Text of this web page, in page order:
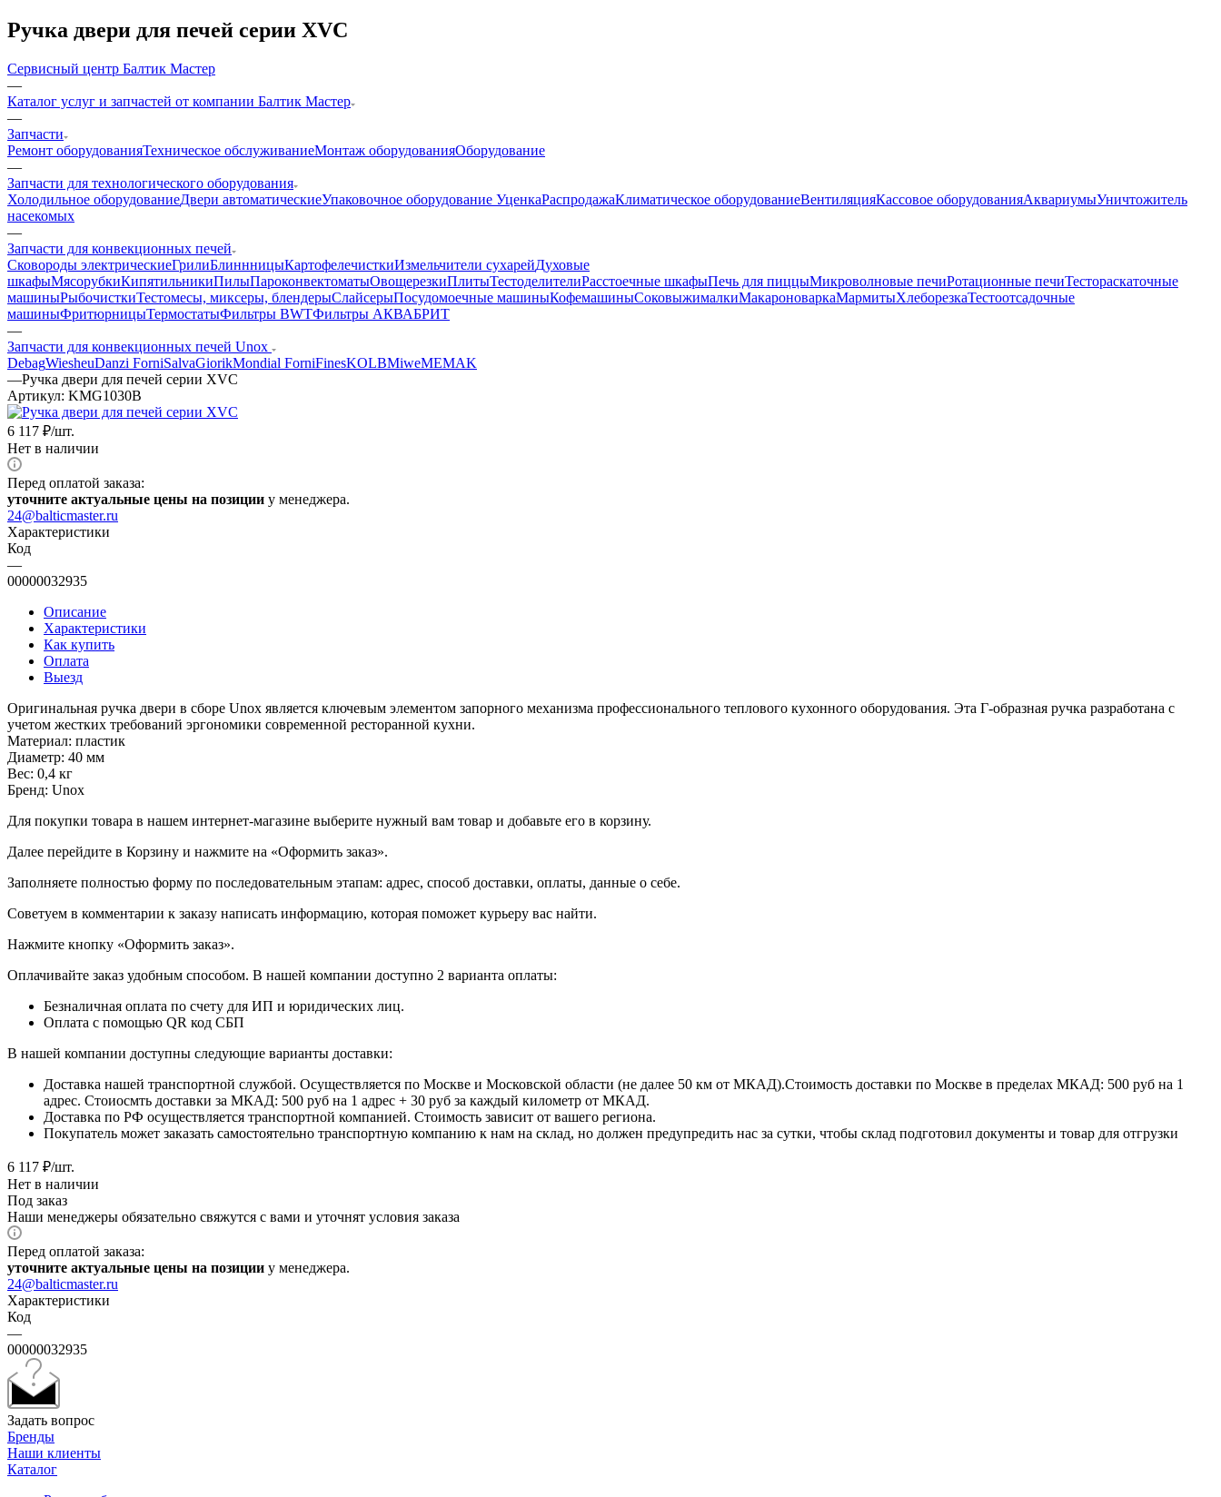
Ручка двери для печей серии XVC
Сервисный центр Балтик Мастер
—
Каталог услуг и запчастей от компании Балтик Мастер
—
Запчасти
Ремонт оборудованияТехническое обслуживаниеМонтаж оборудованияОборудование
—
Запчасти для технологического оборудования
Холодильное оборудованиеДвери автоматическиеУпаковочное оборудование УценкаРаспродажаКлиматическое оборудованиеВентиляцияКассовое оборудованияАквариумыУничтожитель
насекомых
—
Запчасти для конвекционных печей
Cковороды электрическиеГрилиБлиннницыКартофелечисткиИзмельчители сухарейДуховые
шкафыМясорубкиКипятильникиПилыПароконвектоматыОвощерезкиПлитыТестоделителиРасстоечные шкафыПечь для пиццыМикроволновые печиРотационные печиТестораскаточные
машиныРыбочисткиТестомесы, миксеры, блендерыСлайсерыПосудомоечные машиныКофемашиныСоковыжималкиМакароноваркаМармитыХлеборезкаТестоотсадочные
машиныФритюрницыТермостатыФильтры BWTФильтры АКВАБРИТ
—
Запчасти для конвекционных печей Unox
DebagWiesheuDanzi ForniSalvaGiorikMondial ForniFinesKOLBMiweMEMAK
—Ручка двери для печей серии XVC
Артикул: KMG1030B
6 117 ₽/шт.
Нет в наличии
Перед оплатой заказа:
уточните актуальные цены на позиции у менеджера.
24@balticmaster.ru
Характеристики
Код
—
00000032935
Описание
Характеристики
Как купить
Оплата
Выезд
Оригинальная ручка двери в сборе Unox является ключевым элементом запорного механизма профессионального теплового кухонного оборудования. Эта Г-образная ручка разработана с
учетом жестких требований эргономики современной ресторанной кухни.
Материал: пластик
Диаметр: 40 мм
Вес: 0,4 кг
Бренд: Unox
Для покупки товара в нашем интернет-магазине выберите нужный вам товар и добавьте его в корзину.
Далее перейдите в Корзину и нажмите на «Оформить заказ».
​​​​​​​Заполняете полностью форму по последовательным этапам: адрес, способ доставки, оплаты, данные о себе.
​​​​​​​Советуем в комментарии к заказу написать информацию, которая поможет курьеру вас найти.
​​​​​​​Нажмите кнопку «Оформить заказ».
Оплачивайте заказ удобным способом. В нашей компании доступно 2 варианта оплаты:
Безналичная оплата по счету для ИП и юридических лиц.
Оплата с помощью QR код СБП
В нашей компании доступны следующие варианты доставки:
Доставка нашей транспортной службой. Осуществляется по Москве и Московской области (не далее 50 км от МКАД).Стоимость доставки по Москве в пределах МКАД: 500 руб на 1
адрес. Стоиосмть доставки за МКАД: 500 руб на 1 адрес + 30 руб за каждый километр от МКАД.
Доставка по РФ осуществляется транспортной компанией. Стоимость зависит от вашего региона.
Покупатель может заказать самостоятельно транспортную компанию к нам на склад, но должен предупредить нас за сутки, чтобы склад подготовил документы и товар для отгрузки
6 117 ₽/шт.
Нет в наличии
Под заказ
Наши менеджеры обязательно свяжутся с вами и уточнят условия заказа
Перед оплатой заказа:
уточните актуальные цены на позиции у менеджера.
24@balticmaster.ru
Характеристики
Код
—
00000032935
Задать вопрос
Бренды
Наши клиенты
Каталог